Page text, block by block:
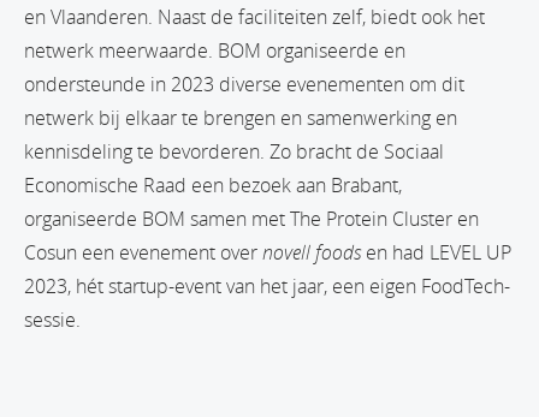
en Vlaanderen. Naast de faciliteiten zelf, biedt ook het
netwerk meerwaarde. BOM organiseerde en
ondersteunde in 2023 diverse evenementen om dit
netwerk bij elkaar te brengen en samenwerking en
kennisdeling te bevorderen. Zo bracht de Sociaal
Economische Raad een bezoek aan Brabant,
organiseerde BOM samen met The Protein Cluster en
Cosun een evenement overnovell foodsen had LEVEL UP
2023, hét startup-event van het jaar, een eigen FoodTech-
sessie.